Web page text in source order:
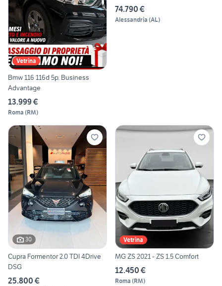
Vetrina
Bmw 116 116d 5p. Business
Advantage
13.999 €
Roma (RM)
BASCULAN
74.790 €
Alessandria (AL)
30
Cupra Formentor 2.0 TDI 4Drive
DSG
25.800 €
Vetrina
MG ZS 2021 - ZS 1.5 Comfort
12.450 €
Roma (RM)